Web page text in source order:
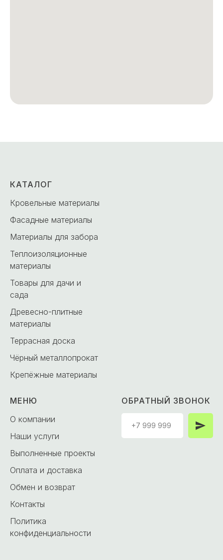
КАТАЛОГ
Кровельные материалы
Фасадные материалы
Материалы для забора
Теплоизоляционные
материалы
Товары для дачи и
сада
Древесно-плитные
материалы
Террасная доска
Чёрный металлопрокат
Крепёжные материалы
МЕНЮ
О компании
Наши услуги
Выполненные проекты
Оплата и доставка
Обмен и возврат
Контакты
Политика
конфиденциальности
ОБРАТНЫЙ ЗВОНОК